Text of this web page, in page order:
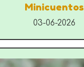
Minicuentos
03-06-2026